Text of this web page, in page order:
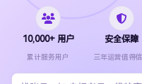
10,000+ 用户
累计服务用户
安全保障
三年运营值得